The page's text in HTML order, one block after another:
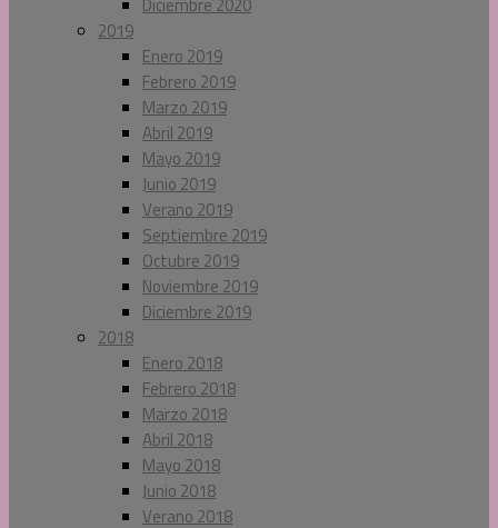
2019
Enero 2019
Febrero 2019
Marzo 2019
Abril 2019
Mayo 2019
Junio 2019
Verano 2019
Septiembre 2019
Octubre 2019
Noviembre 2019
Diciembre 2019
2018
Enero 2018
Febrero 2018
Marzo 2018
Abril 2018
Mayo 2018
Junio 2018
Verano 2018